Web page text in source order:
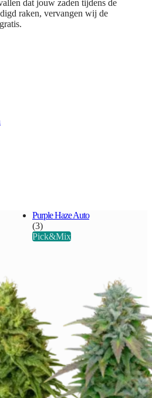
dat jouw zaden tijdens de
raken, vervangen wij de
Purple Haze Auto
(3)
Pick&Mix